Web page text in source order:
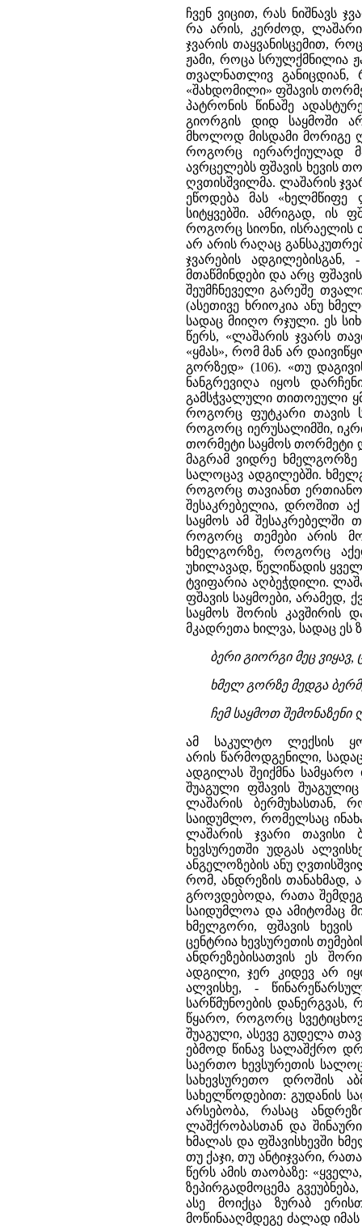
ჩვენ ვიცით, რას ნიშნავს
რა არის, კერძოდ,
ჯვარის თაყვანისცემით,
ჟამი, როცა სრულქმნილია
თვალნათლივ განიცდიან,
«შახდომილი» ფშავის
პატრონის წინაშე
გიორგის დიდ საყმოში
მხოლოდ მისდამი მორიგე
როგორც იერარქიულად
ავრცელებს ფშავის ხევის
ღვთისშვილმა. ლაშარის
ეწოდება მას «ხელმწიფე
სიტყვებში. ამრიგად, ის
როგორც სიონი, ისრაელის
არ არის რაღაც
ჯვარების
მთაწმინდები და არც
შეუმჩნეველი გარეშე
(ასეთივე ხრიოკია ანუ
სადაც მიიღო რჯული. ეს
წერს, «ლაშარის ჯვარს
«ყმას», რომ მან არ
გორზედ» (106). «თუ
ნანგრევიღა იყოს
გამსჭვალული თითოეული
როგორც ფუტკარი თავის
როგორც იერუსალიმში,
თორმეტი საყმოს თორმეტი
მაგრამ ვიდრე ხმელგორზე
სალოცავ ადგილებში.
როგორც თავიანთ
შესაკრებელია, დროშით
საყმოს ამ შესაკრებელში
როგორც თემები არის
ხმელგორზე, როგორც
უხილავად, წელიწადის
ტვიფარია აღბეჭდილი.
ფშავის საყმოები, არამედ,
საყმოს შორის კავშირის
მკადრეთა ხილვა, სადაც ეს
ბერი გიორგი მეც ვიყავ,
ხმელ გორზე მედგა
ჩემ საყმოთ
ამ საკულტო ლექსის
არის წარმოდგენილი,
ადგილას შეიქმნა
შუაგული ფშავის
ლაშარის ბერმუხასთან,
საიდუმლო, რომელსაც
ლაშარის ჯვარი თავისი
ხევსურეთში უდგას
ანგელოზების ანუ
რომ, ანდრეზის თანახმად,
გროვდებოდა, რათა
საიდუმლოა და ამიტომაც
ხმელგორი, ფშავის
ცენტრია ხევსურეთის
ანდრეზებისათვის ეს
ადგილი, ჯერ კიდევ არ
ალვისხე, -
სარწმუნოების
წყარო, როგორც
შუაგული, ასევე გუდელა
ებმოდ წინავ სალაშქრო
საერთო ხევსურეთის
სახევსურეთო დროშის
სახელწოდებით: გუდანის
არსებობა, რასაც
ლაშქრობასთან და
ხმალას და ფშავისხევში
თუ ქაჯი, თუ ანტიჯვარი,
წერს ამის თაობაზე:
ზეპირგადმოცემა
ასე მოიქცა ზურაბ
მოწინააღმდეგე ძალად